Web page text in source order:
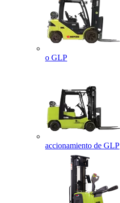
o GLP
accionamiento de GLP